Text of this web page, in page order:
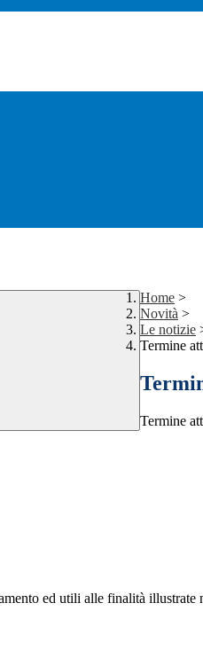
Home >
Novità >
Le notizie
Termine
Termine
ed utili alle finalità illustrate